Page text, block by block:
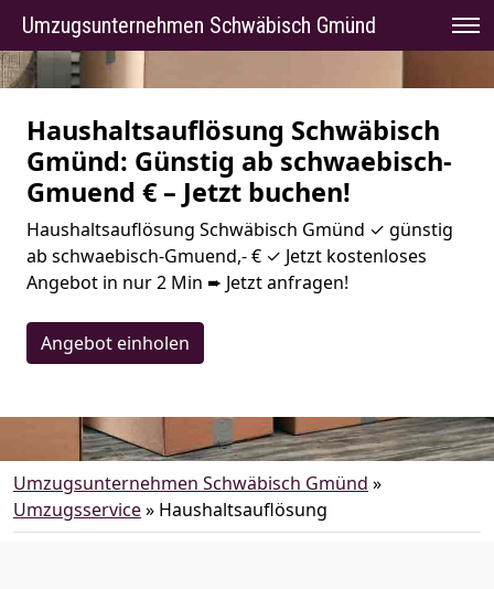
Umzugsunternehmen Schwäbisch Gmünd
Haushaltsauflösung Schwäbisch
Gmünd: Günstig ab schwaebisch-
Gmuend € – Jetzt buchen!
Haushaltsauflösung Schwäbisch Gmünd ✓ günstig
ab schwaebisch-Gmuend,- € ✓ Jetzt kostenloses
Angebot in nur 2 Min ➨ Jetzt anfragen!
Angebot einholen
Umzugsunternehmen Schwäbisch Gmünd »
Umzugsservice» Haushaltsauflösung